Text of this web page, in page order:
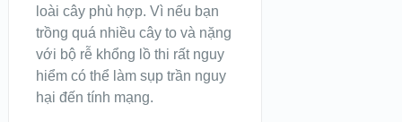
loài cây phù hợp. Vì nếu bạn
trồng quá nhiều cây to và nặng
với bộ rễ khổng lồ thi rất nguy
hiểm có thể làm sụp trần nguy
hại đến tính mạng.